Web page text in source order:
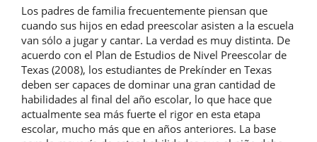
Los padres de familia frecuentemente piensan que
cuando sus hijos en edad preescolar asisten a la escuela
van sólo a jugar y cantar. La verdad es muy distinta. De
acuerdo con el Plan de Estudios de Nivel Preescolar de
Texas (2008), los estudiantes de Prekínder en Texas
deben ser capaces de dominar una gran cantidad de
habilidades al final del año escolar, lo que hace que
actualmente sea más fuerte el rigor en esta etapa
escolar, mucho más que en años anteriores. La base